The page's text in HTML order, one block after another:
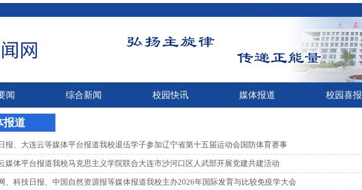
闻 综合新闻 校园快讯 媒体报道 校园喜报
报道
报、大连云等媒体平台报道我校退伍学子参加辽宁省第十五届运动会国防体育赛事
媒体平台报道我校马克思主义学院联合大连市沙河口区人武部开展党建共建活动
、科技日报、中国自然资源报等媒体报道我校主办2026年国际发育与比较免疫学大会